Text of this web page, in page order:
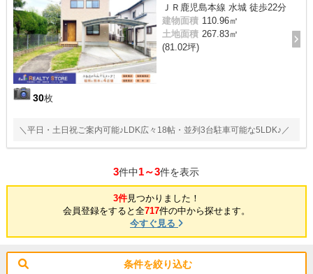
30枚
ＪＲ鹿児島本線 水城 徒歩22分
建物面積 110.96㎡
土地面積 267.83㎡
(81.02坪)
＼平日・土日祝ご案内可能♪LDK広々18帖・並列3台駐車可能な5LDK♪／
3件中1～3件を表示
3件見つかりました！
会員登録をすると全717件の中から探せます。
今すぐ見る
条件を絞り込む